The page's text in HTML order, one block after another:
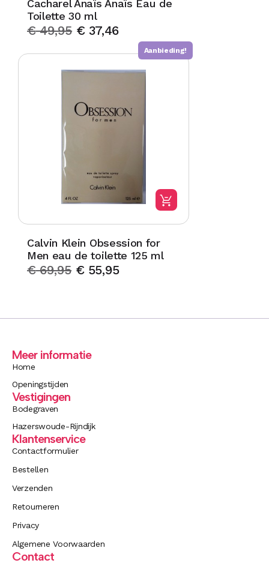
Cacharel Anaïs Anaïs Eau de
Toilette 30 ml
€49,95 €37,46
Aanbieding!
Calvin Klein Obsession for
Men eau de toilette 125 ml
€69,95 €55,95
Meer informatie
Home
Openingstijden
Vestigingen
Bodegraven
Hazerswoude-Rijndijk
Klantenservice
Contactformulier
Bestellen
Verzenden
Retourneren
Privacy
Algemene Voorwaarden
Contact